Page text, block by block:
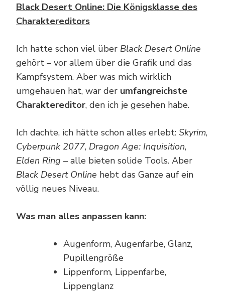
Black Desert Online: Die Königsklasse des
Charaktereditors
Ich hatte schon viel über Black Desert Online
gehört – vor allem über die Grafik und das
Kampfsystem. Aber was mich wirklich
umgehauen hat, war der umfangreichste
Charaktereditor, den ich je gesehen habe.
Ich dachte, ich hätte schon alles erlebt: Skyrim,
Cyberpunk 2077, Dragon Age: Inquisition,
Elden Ring – alle bieten solide Tools. Aber
Black Desert Online hebt das Ganze auf ein
völlig neues Niveau.
Was man alles anpassen kann:
Augenform, Augenfarbe, Glanz,
Pupillengröße
Lippenform, Lippenfarbe,
Lippenglanz